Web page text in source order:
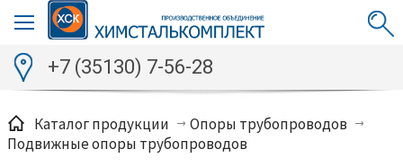
+7 (35130) 7-56-28
Каталог продукции
Опоры трубопроводов
Подвижные опоры трубопроводов